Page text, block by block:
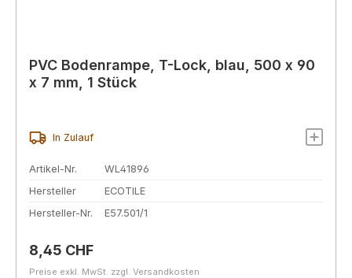
PVC Bodenrampe, T-Lock, blau, 500 x 90
x 7 mm, 1 Stück
In Zulauf
Artikel-Nr.
WL41896
Hersteller
ECOTILE
Hersteller-Nr.
E57.501/1
Regulärer Preis:
8,45 CHF
Preise exkl. MwSt. zzgl. Versandkosten